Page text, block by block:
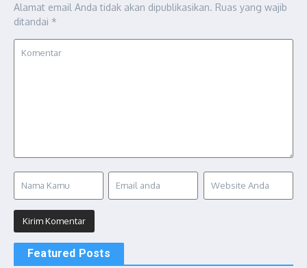
Alamat email Anda tidak akan dipublikasikan. Ruas yang wajib
ditandai *
Featured Posts